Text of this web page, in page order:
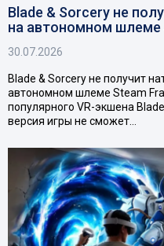
Blade & Sorcery не
на автономном шлеме
30.07.2026
Blade & Sorcery не получит
автономном шлеме Steam
популярного VR-экшена
версия игры не сможет…